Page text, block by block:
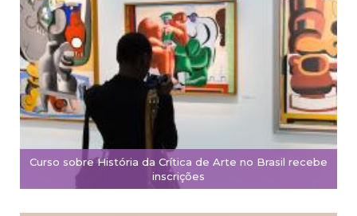
Curso sobre História da Crítica de Arte no Brasil recebe
inscrições